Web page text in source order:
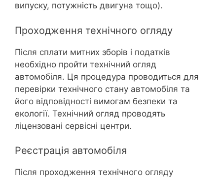
випуску, потужність двигуна тощо).
Проходження технічного огляду
Після сплати митних зборів і податків
необхідно пройти технічний огляд
автомобіля. Ця процедура проводиться для
перевірки технічного стану автомобіля та
його відповідності вимогам безпеки та
екології. Технічний огляд проводять
ліцензовані сервісні центри.
Реєстрація автомобіля
Після проходження технічного огляду